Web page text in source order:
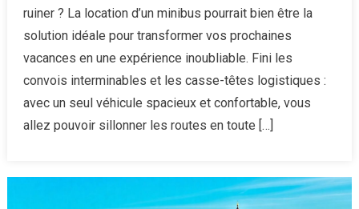
minibus
:
Boostez
vos
escapades
en
entre
amis
ruiner ? La location d’un minibus pourrait bien être la
solution idéale pour transformer vos prochaines
vacances en une expérience inoubliable. Fini les
convois interminables et les casse-têtes logistiques :
avec un seul véhicule spacieux et confortable, vous
allez pouvoir sillonner les routes en toute […]